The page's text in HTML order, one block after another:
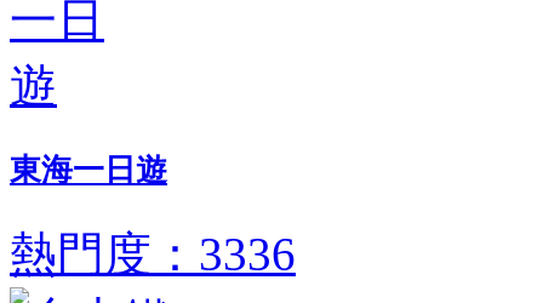
東海一日遊
熱門度：3336